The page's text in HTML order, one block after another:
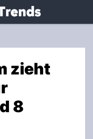
zieht
8